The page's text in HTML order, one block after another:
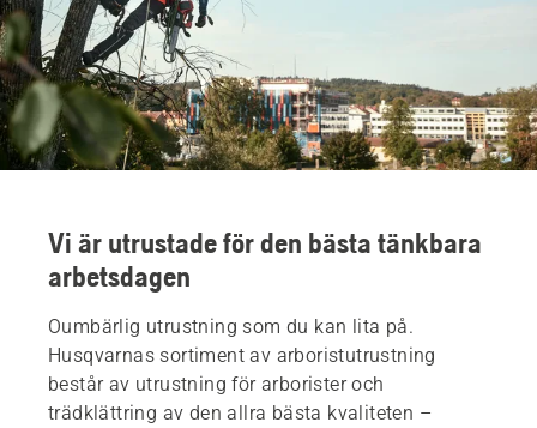
Vi är utrustade för den bästa tänkbara
arbetsdagen
Oumbärlig utrustning som du kan lita på.
Husqvarnas sortiment av arboristutrustning
består av utrustning för arborister och
trädklättring av den allra bästa kvaliteten –